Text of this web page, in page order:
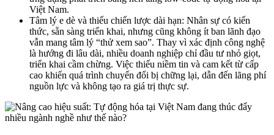
Việt Nam.
Tâm lý e dè và thiếu chiến lược dài hạn: Nhân sự có kiến
thức, sẵn sàng triển khai, nhưng cũng không ít ban lãnh đạo
vẫn mang tâm lý “thử xem sao”. Thay vì xác định công nghệ
là hướng đi lâu dài, nhiều doanh nghiệp chỉ đầu tư nhỏ giọt,
triển khai cầm chừng. Việc thiếu niềm tin và cam kết từ cấp
cao khiến quá trình chuyển đổi bị chững lại, dẫn đến lãng phí
nguồn lực và không tạo ra giá trị thực sự.